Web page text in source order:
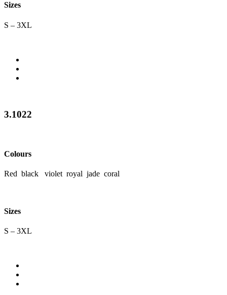
Sizes
S – 3XL
3.1022
Colours
Red black violet royal jade coral
Sizes
S – 3XL